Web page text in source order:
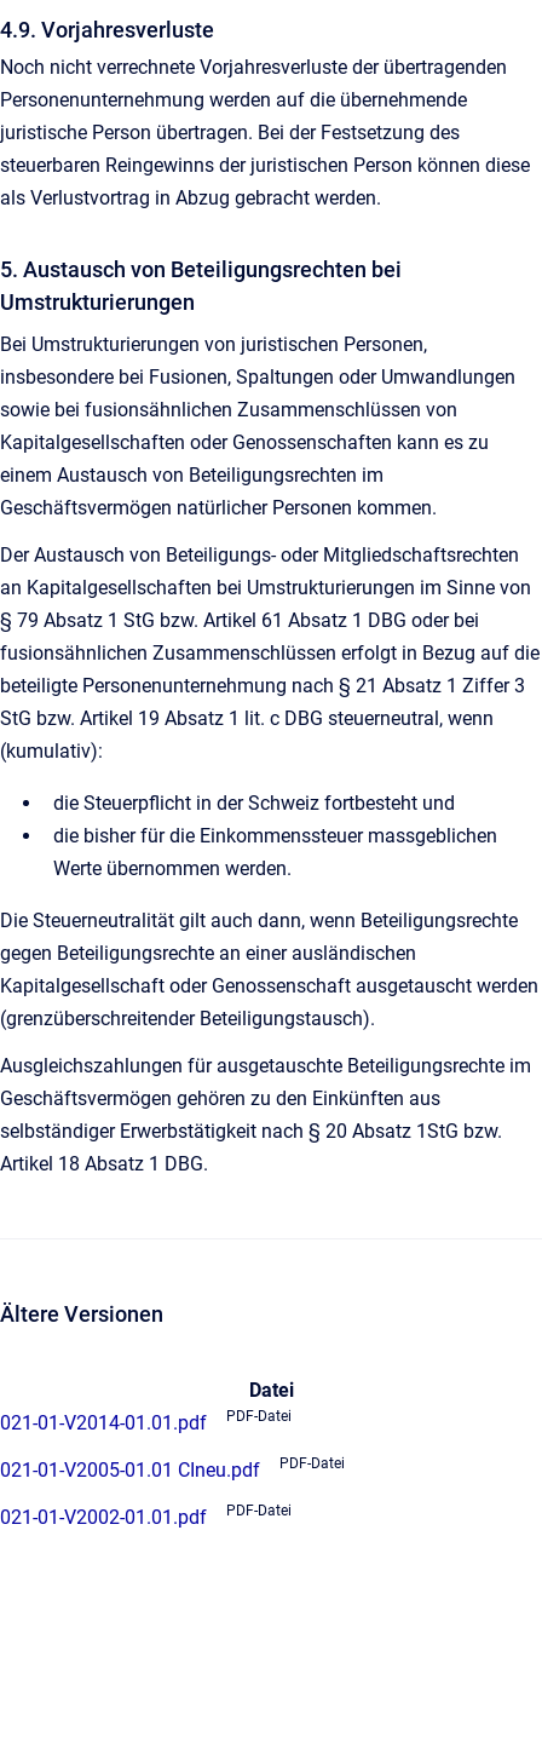
4.9. Vorjahresverluste
Noch nicht verrechnete Vorjahresverluste der übertragenden
Personenunternehmung werden auf die übernehmende
juristische Person übertragen. Bei der Festsetzung des
steuerbaren Reingewinns der juristischen Person können diese
als Verlustvortrag in Abzug gebracht werden.
5. Austausch von Beteiligungsrechten bei
Umstrukturierungen
Bei Umstrukturierungen von juristischen Personen,
insbesondere bei Fusionen, Spaltungen oder Umwandlungen
sowie bei fusionsähnlichen Zusammenschlüssen von
Kapitalgesellschaften oder Genossenschaften kann es zu
einem Austausch von Beteiligungsrechten im
Geschäftsvermögen natürlicher Personen kommen.
Der Austausch von Beteiligungs- oder Mitgliedschaftsrechten
an Kapitalgesellschaften bei Umstrukturierungen im Sinne von
§ 79 Absatz 1 StG bzw. Artikel 61 Absatz 1 DBG oder bei
fusionsähnlichen Zusammenschlüssen erfolgt in Bezug auf die
beteiligte Personenunternehmung nach § 21 Absatz 1 Ziffer 3
StG bzw. Artikel 19 Absatz 1 lit. c DBG steuerneutral, wenn
(kumulativ):
die Steuerpflicht in der Schweiz fortbesteht und
die bisher für die Einkommenssteuer massgeblichen
Werte übernommen werden.
Die Steuerneutralität gilt auch dann, wenn Beteiligungsrechte
gegen Beteiligungsrechte an einer ausländischen
Kapitalgesellschaft oder Genossenschaft ausgetauscht werden
(grenzüberschreitender Beteiligungstausch).
Ausgleichszahlungen für ausgetauschte Beteiligungsrechte im
Geschäftsvermögen gehören zu den Einkünften aus
selbständiger Erwerbstätigkeit nach § 20 Absatz 1StG bzw.
Artikel 18 Absatz 1 DBG.
Ältere Versionen
Datei
PDF-Datei
021-01-V2014-01.01.pdf
PDF-Datei
021-01-V2005-01.01 CIneu.pdf
PDF-Datei
021-01-V2002-01.01.pdf